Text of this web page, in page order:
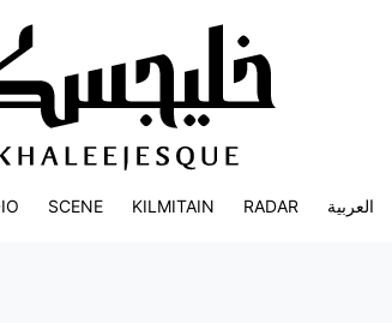
SCENE KILMITAIN RADAR العربية